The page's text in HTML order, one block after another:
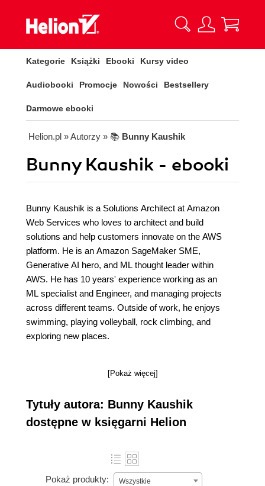
Kategorie Książki Ebooki Kursy video
Audiobooki Promocje Nowości Bestsellery
Darmowe ebooki
Helion.pl » Autorzy » 📚 Bunny Kaushik
Bunny Kaushik - ebooki
Bunny Kaushik is a Solutions Architect at Amazon
Web Services who loves to architect and build
solutions and help customers innovate on the AWS
platform. He is an Amazon SageMaker SME,
Generative AI hero, and ML thought leader within
AWS. He has 10 years' experience working as an
ML specialist and Engineer, and managing projects
across different teams. Outside of work, he enjoys
swimming, playing volleyball, rock climbing, and
exploring new places.
[Pokaż więcej]
Tytuły autora: Bunny Kaushik
dostępne w księgarni Helion
Pokaż produkty: Wszystkie